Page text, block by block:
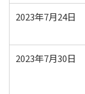
2023年7月24日
2023年7月30日